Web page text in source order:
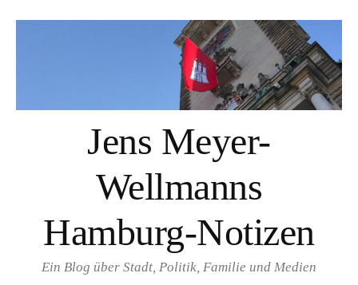
Jens Meyer-
Wellmanns
Hamburg-Notizen
Ein Blog über Stadt, Politik, Familie und Medien